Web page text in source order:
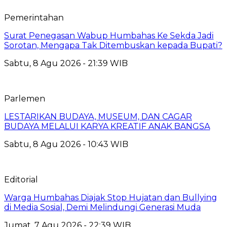
Pemerintahan
Surat Penegasan Wabup Humbahas Ke Sekda Jadi
Sorotan, Mengapa Tak Ditembuskan kepada Bupati?
Sabtu, 8 Agu 2026 - 21:39 WIB
Parlemen
LESTARIKAN BUDAYA, MUSEUM, DAN CAGAR
BUDAYA MELALUI KARYA KREATIF ANAK BANGSA
Sabtu, 8 Agu 2026 - 10:43 WIB
Editorial
Warga Humbahas Diajak Stop Hujatan dan Bullying
di Media Sosial, Demi Melindungi Generasi Muda